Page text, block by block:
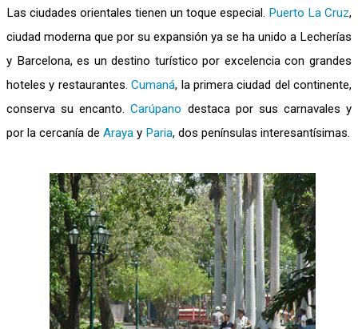
Las ciudades orientales tienen un toque especial. Puerto La Cruz,
ciudad moderna que por su expansión ya se ha unido a Lecherías
y Barcelona, es un destino turístico por excelencia con grandes
hoteles y restaurantes.Cumaná, la primera ciudad del continente,
conserva su encanto.Carúpano destaca por sus carnavales y
por la cercanía de Araya y Paria, dos penínsulas interesantísimas.